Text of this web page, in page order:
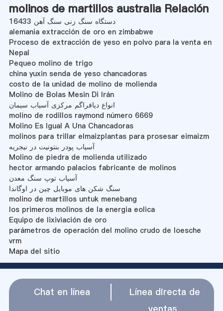
molinos de martillos australia Relación
دستگاه سنگ زنی سنگ آهن 16433
alemania extracción de oro en zimbabwe
Proceso de extracción de yeso en polvo para la venta en
Nepal
Pequeo molino de trigo
china yuxin senda de yeso chancadoras
costo de la unidad de molino de molienda
Molino de Bolas Mesin Di Irán
انواع دیافراگم مرکزی آسیاب سیمان
molino de rodillos raymond número 6669
Molino Es Igual A Una Chancadoras
molinos para trillar elmaizplantas para prosesar eimaizm
آسیاب پودر بنتونیت در نیجریه
Molino de piedra de molienda utilizado
hector armando palacios fabricante de molinos
آسیاب توپ سنگ معدن
سنگ شکن های موبایل چین در اوگاندا
molino de martillos untuk menebang
los primeros molinos de la energia eolica
Equipo de lixiviación de oro
parámetros de operación del molino crudo de loesche
vrm
Mapa del sitio
Chat en línea
Línea directa de